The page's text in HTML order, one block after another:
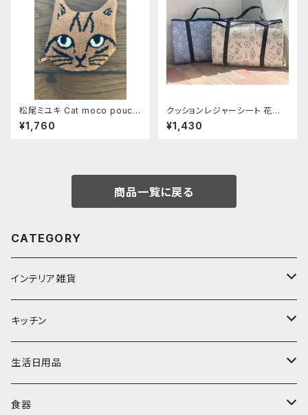
松尾ミユキ Cat moco pouch
《Noisettes》
¥1,760
クッションレジャーシート 花柄
Mサイズ
¥1,430
商品一覧に戻る
CATEGORY
インテリア雑貨
置物・オブジェ
ミラー
ぬいぐるみ
キッチン
水筒・マグ
カトラリー
生活日用品
タオル・ハンカチ
食器